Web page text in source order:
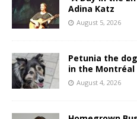
Adina Katz
August 5, 2026
Petunia the
in the Montréal
August 4, 2026